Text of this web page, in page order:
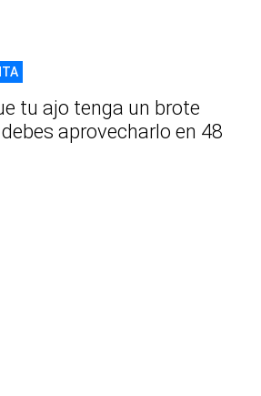
tu ajo tenga un brote
aprovecharlo en 48